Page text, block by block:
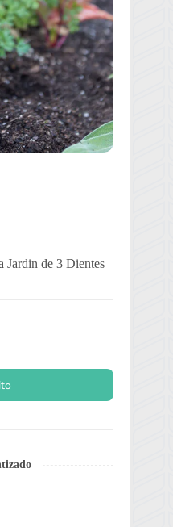
Jardin de 3 Dientes